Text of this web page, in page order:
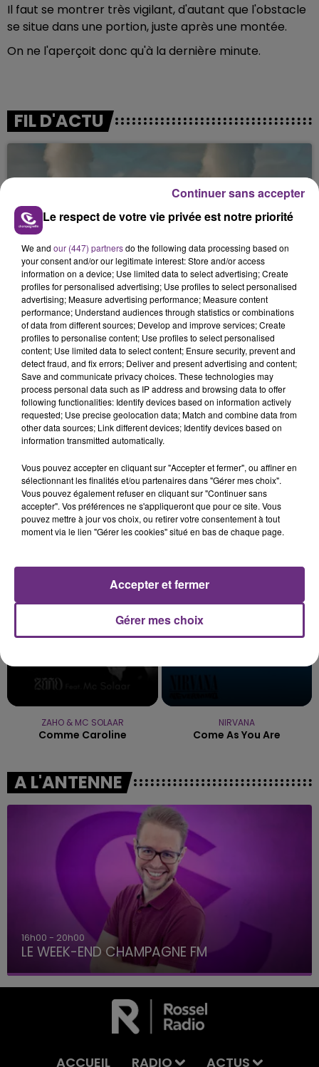
Il faut se montrer très vigilant, d'autant que l'obstacle
se situe dans une portion, juste après une montée.
On ne l'aperçoit donc qu'à la dernière minute.
FIL D'ACTU
7 août 2026
LA CENTRALE NUCLÉAIRE DE CHOOZ
TOUJOURS À L'ARRÊT
Cela fait déjà une semaine que la centrale
nucléaire ardennaise est à l'arrêt. Une situation
justifiée par la sécheresse intense qui est toujours
présente.
7 août 2026
LE MAGASIN JOUÉCLUB DE REIMS FERME
SES PORTES
C'était l'une des institutions du centre-ville
rémois. Le magasin JouéClub est contraint de
fermer ses portes.
TITRES DIFFUSÉS
ZAHO & MC SOLAAR
Comme Caroline
NIRVANA
Come As You Are
A L'ANTENNE
16h00 - 20h00
LE WEEK-END CHAMPAGNE FM
ACCUEIL RADIO ACTUS
Le respect de votre vie privée est notre priorité
We and our (447) partnersdo the following data processing based on
your consent and/or our legitimate interest: Store and/or access
information on a device; Use limited data to select advertising; Create
profiles for personalised advertising; Use profiles to select personalised
advertising; Measure advertising performance; Measure content
performance; Understand audiences through statistics or combinations
of data from different sources; Develop and improve services; Create
profiles to personalise content; Use profiles to select personalised
content; Use limited data to select content; Ensure security, prevent and
detect fraud, and fix errors; Deliver and present advertising and content;
Save and communicate privacy choices. These technologies may
process personal data such as IP address and browsing data to offer
following functionalities: Identify devices based on information actively
requested; Use precise geolocation data; Match and combine data from
other data sources; Link different devices; Identify devices based on
information transmitted automatically.
Vous pouvez accepter en cliquant sur "Accepter et fermer", ou affiner en
sélectionnant les finalités et/ou partenaires dans "Gérer mes choix".
Vous pouvez également refuser en cliquant sur "Continuer sans
accepter". Vos préférences ne s'appliqueront que pour ce site. Vous
pouvez mettre à jour vos choix, ou retirer votre consentement à tout
moment via le lien "Gérer les cookies" situé en bas de chaque page.
Gérer mes choix
Accepter et fermer
Continuer sans accepter